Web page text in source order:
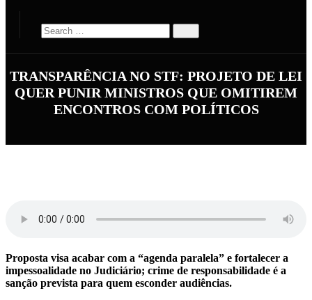
TRANSPARÊNCIA NO STF: PROJETO DE LEI
QUER PUNIR MINISTROS QUE OMITIREM
ENCONTROS COM POLÍTICOS
Proposta visa acabar com a “agenda paralela” e fortalecer a
impessoalidade no Judiciário; crime de responsabilidade é a
sanção prevista para quem esconder audiências.